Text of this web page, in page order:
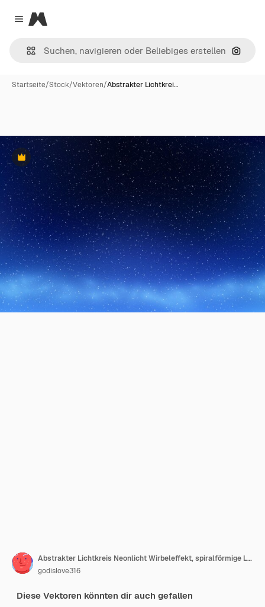
Close menu
Magnific
Nach
Startseite/Stock/Vektoren/Abstrakter Lichtkrei…
Premium
Abstrakter Lichtkreis Neonlicht Wirbeleffekt, spiralförmige Lichtlinien. Schöne runde Galaxie.
godislove316
Diese Vektoren könnten dir auch gefallen